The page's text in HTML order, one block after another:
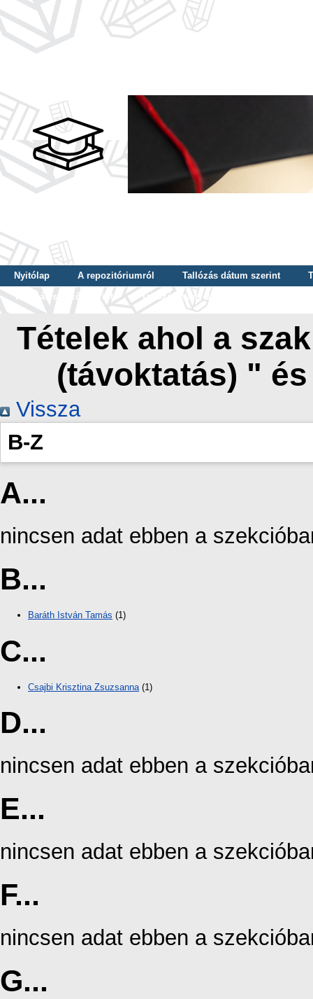
Nyitólap A repozitóriumról Tallózás dátum szerint
Tallózás szerző szerint
Tallózás nyelv szerint
Tételek ahol a
(távoktatás) "
Vissza
B-Z
A...
nincsen adat ebben a
B...
Baráth István Tamás (1)
C...
Csajbi Krisztina Zsuzsanna (1)
D...
nincsen adat ebben a
E...
nincsen adat ebben a
F...
nincsen adat ebben a
G...